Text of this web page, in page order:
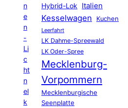
n
e
n
-
Li
c
ht
n
el
k
Hybrid-Lok Italien
Kesselwagen Kuchen
Leerfahrt
LK Dahme-Spreewald
LK Oder-Spree
Mecklenburg-
Vorpommern
Mecklenburgische
Seenplatte